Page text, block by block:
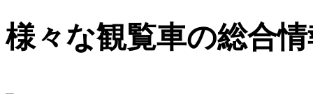
様々な観覧車の総合